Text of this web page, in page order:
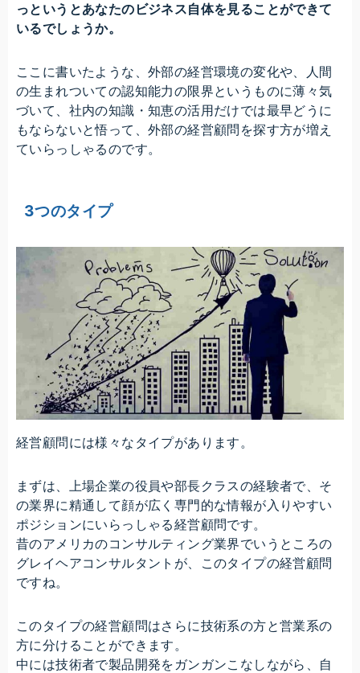
っというとあなたのビジネス自体を見ることができて
いるでしょうか。
ここに書いたような、外部の経営環境の変化や、人間
の生まれついての認知能力の限界というものに薄々気
づいて、社内の知識・知恵の活用だけでは最早どうに
もならないと悟って、外部の経営顧問を探す方が増え
ていらっしゃるのです。
3つのタイプ
経営顧問には様々なタイプがあります。
まずは、上場企業の役員や部長クラスの経験者で、そ
の業界に精通して顔が広く専門的な情報が入りやすい
ポジションにいらっしゃる経営顧問です。
昔のアメリカのコンサルティング業界でいうところの
グレイヘアコンサルタントが、このタイプの経営顧問
ですね。
このタイプの経営顧問はさらに技術系の方と営業系の
方に分けることができます。
中には技術者で製品開発をガンガンこなしながら、自